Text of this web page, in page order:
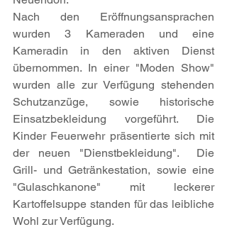
Nach den Eröffnungsansprachen
wurden 3 Kameraden und eine
Kameradin in den aktiven Dienst
übernommen. In einer "Moden Show"
wurden alle zur Verfügung stehenden
Schutzanzüge, sowie historische
Einsatzbekleidung vorgeführt. Die
Kinder Feuerwehr präsentierte sich mit
der neuen "Dienstbekleidung".  Die
Grill- und Getränkestation, sowie eine
"Gulaschkanone" mit leckerer
Kartoffelsuppe standen für das leibliche
Wohl zur Verfügung.